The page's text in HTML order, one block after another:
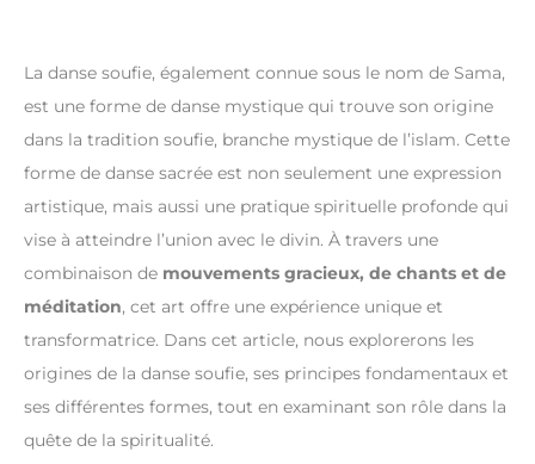
La danse soufie, également connue sous le nom de Sama,
est une forme de danse mystique qui trouve son origine
dans la tradition soufie, branche mystique de l’islam. Cette
forme de danse sacrée est non seulement une expression
artistique, mais aussi une pratique spirituelle profonde qui
vise à atteindre l’union avec le divin. À travers une
combinaison de mouvements gracieux, de chants et de
méditation, cet art offre une expérience unique et
transformatrice. Dans cet article, nous explorerons les
origines de la danse soufie, ses principes fondamentaux et
ses différentes formes, tout en examinant son rôle dans la
quête de la spiritualité.